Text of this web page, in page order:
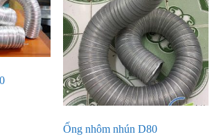
Ống nhôm nhún D80